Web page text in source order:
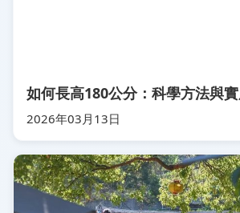
如何長高180公分：科學方法與
2026年03月13日